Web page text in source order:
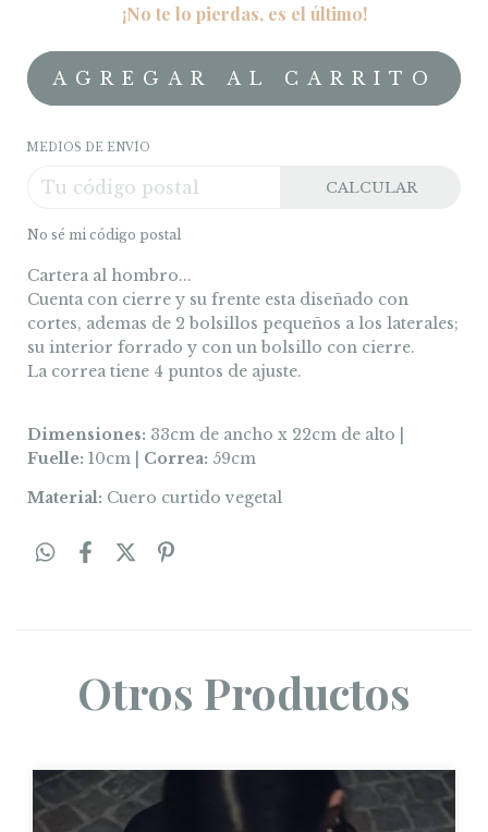
¡No te lo pierdas, es el último!
MEDIOS DE ENVÍO
CALCULAR
No sé mi código postal
Cartera al hombro...
Cuenta con cierre y su frente esta diseñado con
cortes, ademas de 2 bolsillos pequeños a los laterales;
su interior forrado y con un bolsillo con cierre.
La correa tiene 4 puntos de ajuste.
Dimensiones: 33cm de ancho x 22cm de alto |
Fuelle: 10cm | Correa: 59cm
Material: Cuero curtido vegetal
Otros Productos